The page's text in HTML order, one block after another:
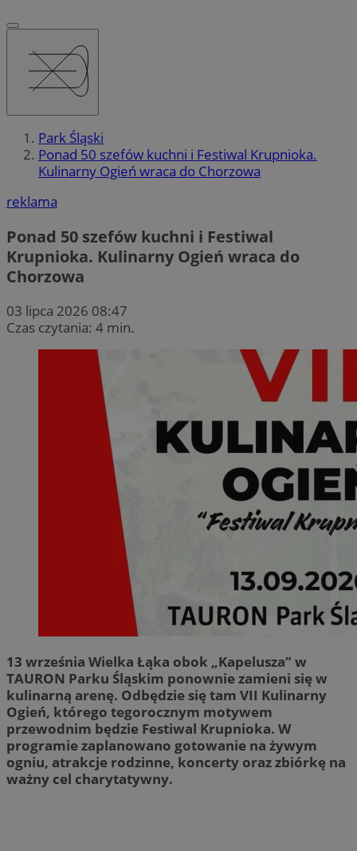
Park Śląski
Ponad 50 szefów kuchni i Festiwal Krupnioka.
Kulinarny Ogień wraca do Chorzowa
reklama
Ponad 50 szefów kuchni i Festiwal
Krupnioka. Kulinarny Ogień wraca do
Chorzowa
03 lipca 2026 08:47
Czas czytania: 4 min.
13 września Wielka Łąka obok „Kapelusza” w
TAURON Parku Śląskim ponownie zamieni się w
kulinarną arenę. Odbędzie się tam VII Kulinarny
Ogień, którego tegorocznym motywem
przewodnim będzie Festiwal Krupnioka. W
programie zaplanowano gotowanie na żywym
ogniu, atrakcje rodzinne, koncerty oraz zbiórkę na
ważny cel charytatywny.